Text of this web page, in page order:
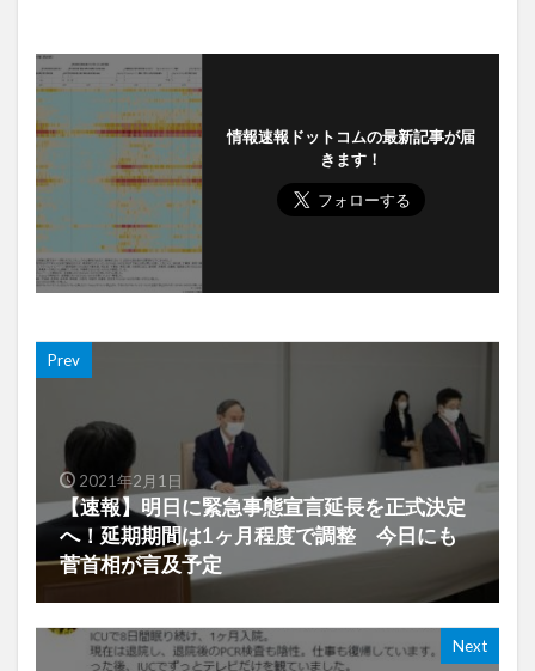
情報速報ドットコムの最新記事が届
きます！
Prev
2021年2月1日
【速報】明日に緊急事態宣言延長を正式決定
へ！延期期間は1ヶ月程度で調整 今日にも
菅首相が言及予定
Next